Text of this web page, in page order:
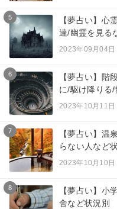
5
【夢占い】心
達/幽霊を見る
2023年09月04日
6
【夢占い】階
に/駆け降りる/
2023年10月11日
7
【夢占い】温
らない人など
2023年10月10日
8
【夢占い】小
舎など状況別